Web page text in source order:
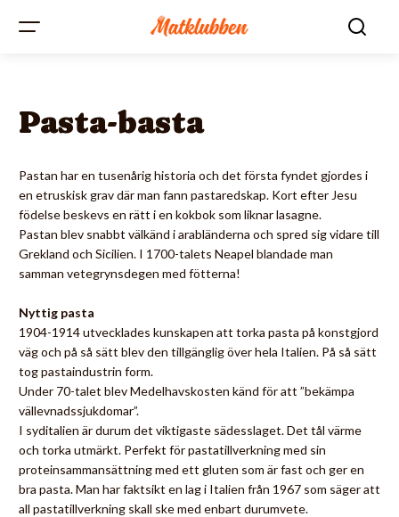
Pasta-basta
Pastan har en tusenårig historia och det första fyndet gjordes i
en etruskisk grav där man fann pastaredskap. Kort efter Jesu
födelse beskevs en rätt i en kokbok som liknar lasagne.
Pastan blev snabbt välkänd i arabländerna och spred sig vidare till
Grekland och Sicilien. I 1700-talets Neapel blandade man
samman vetegrynsdegen med fötterna!
Nyttig pasta
1904-1914 utvecklades kunskapen att torka pasta på konstgjord
väg och på så sätt blev den tillgänglig över hela Italien. På så sätt
tog pastaindustrin form.
Under 70-talet blev Medelhavskosten känd för att ”bekämpa
vällevnadssjukdomar”.
I syditalien är durum det viktigaste sädesslaget. Det tål värme
och torka utmärkt. Perfekt för pastatillverkning med sin
proteinsammansättning med ett gluten som är fast och ger en
bra pasta. Man har faktsikt en lag i Italien från 1967 som säger att
all pastatillverkning skall ske med enbart durumvete.